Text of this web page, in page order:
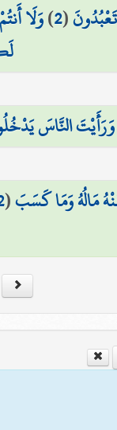
(
2
)وَلَا
وَرَأَيْتَ النَّاسَ
مَالُهُ وَمَا كَسَبَ(